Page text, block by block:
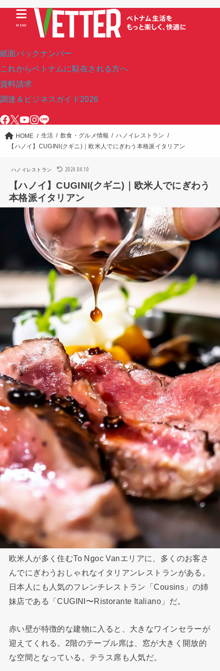
紙面バックナンバー
これからベトナムに駐在される方へ
資料請求
調達＆ビジネスガイド2026
MENU
HOME 生活 飲食・グルメ情報
ハノイレストラン
【ハノイ】CUGINI(クギニ)｜欧米人でにぎわう本格派イタリアン
ハノイレストラン 2024.04.10
【ハノイ】CUGINI(クギニ)｜欧米人でにぎわう
本格派イタリアン
欧米人が多く住むTo Ngoc Vanエリアに、多くのお客さ
んでにぎわうおしゃれなイタリアンレストランがある。
日本人にも人気のフレンチレストラン「Cousins」の姉
妹店である「CUGINI〜Ristorante Italiano」だ。
赤い壁が特徴的な建物に入ると、大きなワインセラーが
迎えてくれる。2階のテーブル席は、窓が大きく開放的
な空間となっている。テラス席も人気だ。